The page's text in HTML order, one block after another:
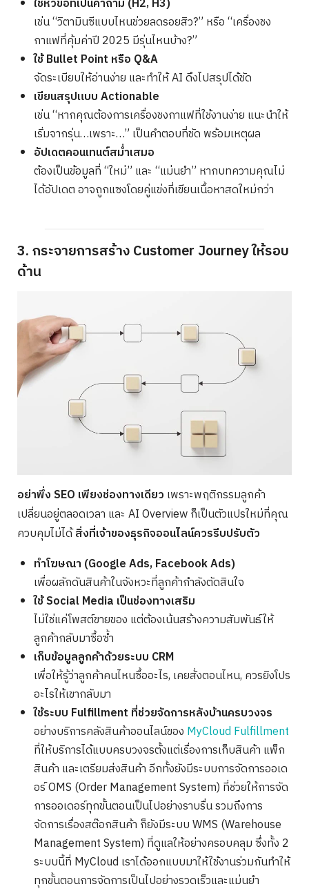
Search
for:
ใช้หัวข้อที่เป็นคำถาม (H2, H3)
เช่น “วิตามินซีแบบไหนช่วยลดรอยสิว?” หรือ “เครื่องชง
กาแฟที่คุ้มค่าปี 2025 มีรุ่นไหนบ้าง?”
ใช้ Bullet Point หรือ Q&A
จัดระเบียบให้อ่านง่าย และทำให้ AI ดึงไปสรุปได้ชัด
เขียนสรุปแบบ Actionable
เช่น “หากคุณต้องการเครื่องชงกาแฟที่ใช้งานง่าย แนะนำให้
เริ่มจากรุ่น…เพราะ…” เป็นคำตอบที่ชัด พร้อมเหตุผล
อัปเดตคอนเทนต์สม่ำเสมอ
ต้องเป็นข้อมูลที่ “ใหม่” และ “แม่นยำ” หากบทความคุณไม่
ได้อัปเดต อาจถูกแซงโดยคู่แข่งที่เขียนเนื้อหาสดใหม่กว่า
3. กระจายการสร้าง Customer Journey ให้รอบ
ด้าน
อย่าพึ่ง SEO เพียงช่องทางเดียว เพราะพฤติกรรมลูกค้า
เปลี่ยนอยู่ตลอดเวลา และ AI Overview ก็เป็นตัวแปรใหม่ที่คุณ
ควบคุมไม่ได้สิ่งที่เจ้าของธุรกิจออนไลน์ควรรีบปรับตัว
ทำโฆษณา (Google Ads, Facebook Ads)
เพื่อผลักดันสินค้าในจังหวะที่ลูกค้ากำลังตัดสินใจ
ใช้ Social Media เป็นช่องทางเสริม
ไม่ใช่แค่โพสต์ขายของ แต่ต้องเน้นสร้างความสัมพันธ์ให้
ลูกค้ากลับมาซื้อซ้ำ
เก็บข้อมูลลูกค้าด้วยระบบ CRM
เพื่อให้รู้ว่าลูกค้าคนไหนซื้ออะไร, เคยสั่งตอนไหน, ควรยิงโปร
อะไรให้เขากลับมา
ใช้ระบบ Fulfillment ที่ช่วยจัดการหลังบ้านครบวงจร
อย่างบริการคลังสินค้าออนไลน์ของ MyCloud Fulfillment
ที่ให้บริการได้แบบครบวงจรตั้งแต่เรื่องการเก็บสินค้า แพ็ก
สินค้า และเตรียมส่งสินค้า อีกทั้งยังมีระบบการจัดการออเด
อร์ OMS (Order Management System) ที่ช่วยให้การจัด
การออเดอร์ทุกขั้นตอนเป็นไปอย่างราบรื่น รวมถึงการ
จัดการเรื่องสต๊อกสินค้า ก็ยังมีระบบ WMS (Warehouse
Management System) ที่ดูแลให้อย่างครอบคลุม ซึ่งทั้ง 2
ระบบนี้ที่ MyCloud เราได้ออกแบบมาให้ใช้งานร่วมกันทำให้
ทุกขั้นตอนการจัดการเป็นไปอย่างรวดเร็วและแม่นยำ